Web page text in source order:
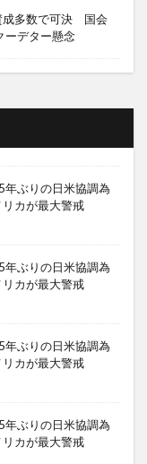
成多数で可決 国会
デター懸念
年ぶりの日米協調為
カが最大警戒
年ぶりの日米協調為
カが最大警戒
年ぶりの日米協調為
カが最大警戒
年ぶりの日米協調為
カが最大警戒